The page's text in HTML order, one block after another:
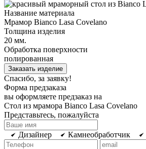
Название материала
Мрамор Bianco Lasa Covelano
Толщина изделия
20 мм.
Обработка поверхности
полированная
Заказать изделие
Спасибо, за заявку!
Форма предзаказа
вы оформляете предзаказ на
Стол из мрамора Bianco Lasa Covelano
Представьтесь, пожалуйста
Дизайнер Камнеобработчик